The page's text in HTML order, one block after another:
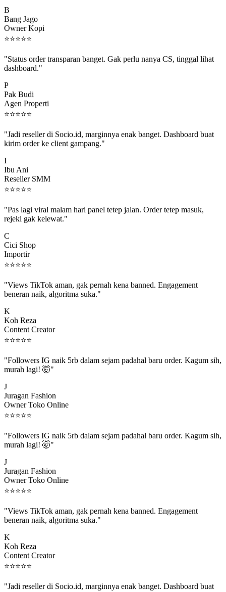
Bang Jago
Owner Kopi
⭐⭐⭐⭐⭐
dashboard."
Pak Budi
Agen Properti
⭐⭐⭐⭐⭐
kirim order ke client gampang."
Ibu Ani
Reseller SMM
⭐⭐⭐⭐⭐
rejeki gak kelewat."
Cici Shop
Importir
⭐⭐⭐⭐⭐
beneran naik, algoritma suka."
Koh Reza
Content Creator
⭐⭐⭐⭐⭐
murah lagi! 🤯"
Juragan Fashion
Owner Toko Online
⭐⭐⭐⭐⭐
murah lagi! 🤯"
Juragan Fashion
Owner Toko Online
⭐⭐⭐⭐⭐
beneran naik, algoritma suka."
Koh Reza
Content Creator
⭐⭐⭐⭐⭐
kirim order ke client gampang."